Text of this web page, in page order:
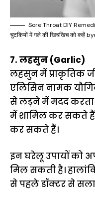
Sore Throat DIY
चुटकियों में गले की खिचखिच को कहें
7. लहसुन (Garlic)
लहसुन में प्राकृतिक
एलिसिन नामक
से लड़ने में मदद
में शामिल कर सकते हैं
कर सकते हैं।
इन घरेलू उपायों को
मिल सकती है।
से पहले डॉक्टर से